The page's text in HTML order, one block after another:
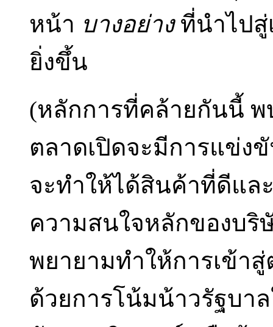
หน้า บางอย่างที่นำไปสู่
ยิ่งขึ้น
(หลักการที่คล้ายกันนี้ พ
ตลาดเปิดจะมีการแข่ง
จะทำให้ได้สินค้าที่ดีแล
ความสนใจหลักของบ
พยายามทำให้การเข้า
ด้วยการโน้มน้าวรัฐบา